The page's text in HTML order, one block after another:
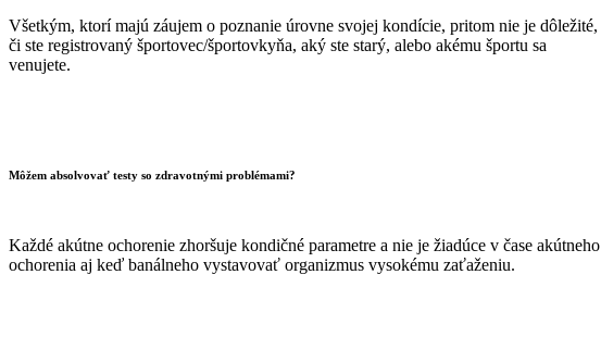
Všetkým, ktorí majú záujem o poznanie úrovne svojej kondície, pritom nie je dôležité,
či ste registrovaný športovec/športovkyňa, aký ste starý, alebo akému športu sa
venujete.
Môžem absolvovať testy so zdravotnými problémami?
Každé akútne ochorenie zhoršuje kondičné parametre a nie je žiadúce v čase akútneho
ochorenia aj keď banálneho vystavovať organizmus vysokému zaťaženiu.